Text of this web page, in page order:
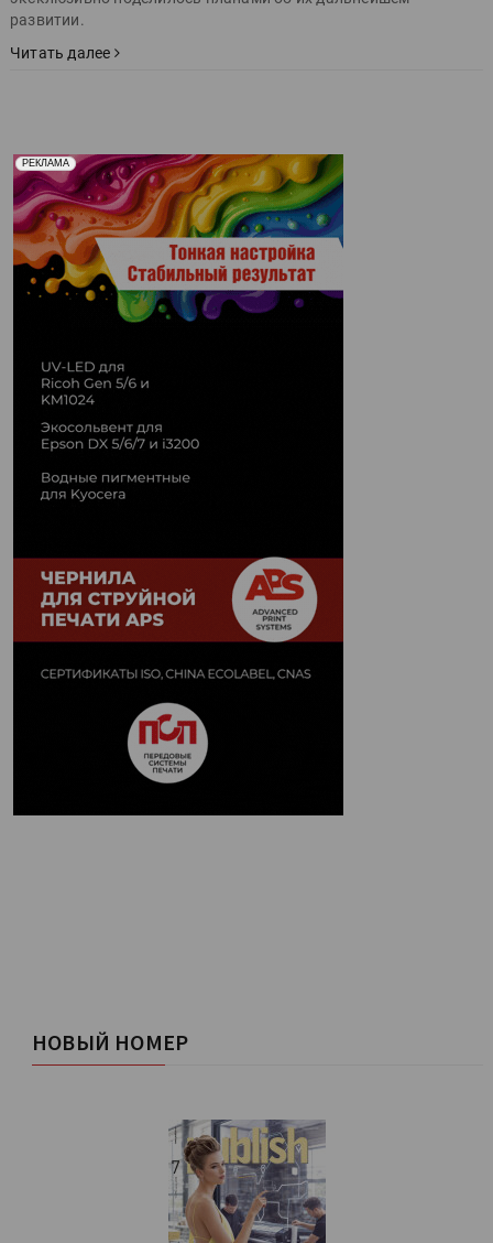
развитии.
Читать далее
РЕКЛАМА
Реклама. Рекламодатель ООО "Передовые Системы
Печати" erid: 2SDnjd2d4Qz
НОВЫЙ НОМЕР